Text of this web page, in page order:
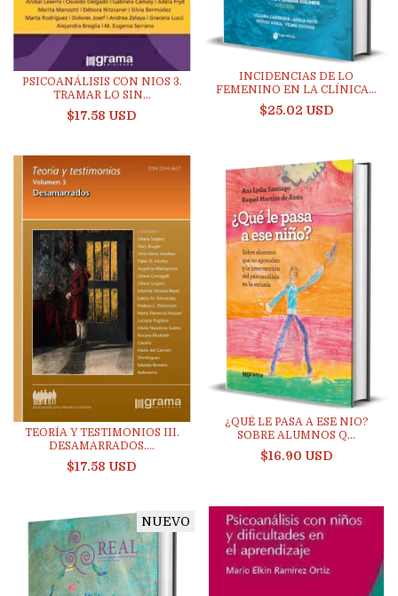
PSICOANÁLISIS CON NIOS 3.
TRAMAR LO SIN...
$17.58 USD
INCIDENCIAS DE LO
FEMENINO EN LA CLÍNICA...
$25.02 USD
TEORÍA Y TESTIMONIOS III.
DESAMARRADOS....
$17.58 USD
¿QUÉ LE PASA A ESE NIO?
SOBRE ALUMNOS Q...
$16.90 USD
NUEVO